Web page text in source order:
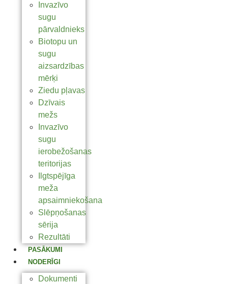
Invazīvo
sugu
pārvaldnieks
Biotopu un
sugu
aizsardzības
mērķi
Ziedu pļavas
Dzīvais
mežs
Invazīvo
sugu
ierobežošanas
teritorijas
Ilgtspējīga
meža
apsaimniekošana
Slēpņošanas
sērija
Rezultāti
PASĀKUMI
NODERĪGI
Dokumenti